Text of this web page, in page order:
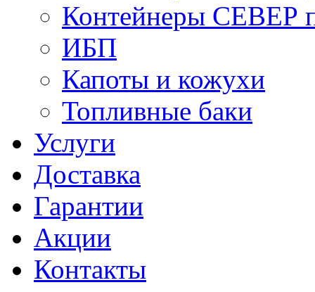
Контейнеры СЕВЕР
ИБП
Капоты и кожухи
Топливные баки
Услуги
Доставка
Гарантии
Акции
Контакты